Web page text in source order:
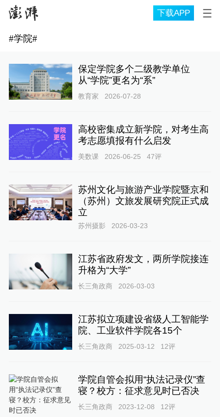
下载APP
#学院#
保定学院多个二级教学单位
从“学院”更名为“系”
教育家 2026-07-28
高校密集成立新学院，对考生高
考志愿填报有什么启发
美数课 2026-06-25 47评
苏州文化与旅游产业学院暨京和
（苏州）文旅发展研究院正式成
立
苏州摄影 2026-03-23
江苏省政府发文，两所学院接连
升格为“大学”
长三角政商 2026-03-03
江苏拟立项建设省级人工智能学
院、工业软件学院各15个
长三角政商 2025-03-12 12评
学院自管会拟用“执法记录仪”查
寝？校方：征求意见时已否决
长三角政商 2023-12-08 12评